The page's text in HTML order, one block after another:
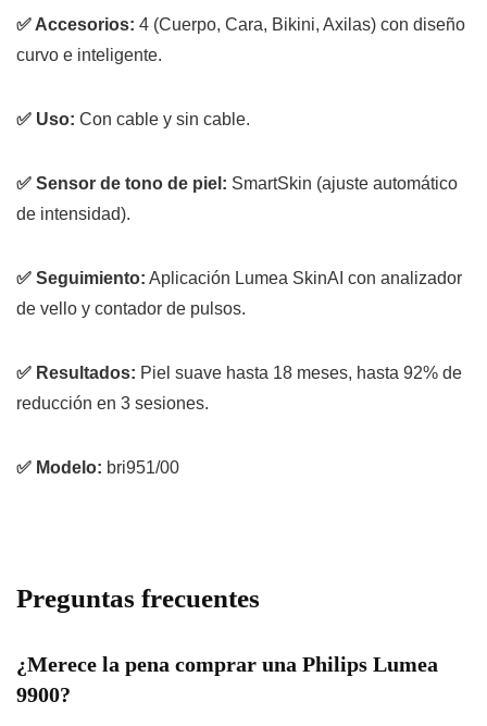
✅ Accesorios: 4 (Cuerpo, Cara, Bikini, Axilas) con diseño
curvo e inteligente.
✅ Uso: Con cable y sin cable.
✅ Sensor de tono de piel: SmartSkin (ajuste automático
de intensidad).
✅ Seguimiento: Aplicación Lumea SkinAI con analizador
de vello y contador de pulsos.
✅ Resultados: Piel suave hasta 18 meses, hasta 92% de
reducción en 3 sesiones.
✅ Modelo: bri951/00
Preguntas frecuentes
¿Merece la pena comprar una Philips Lumea
9900?